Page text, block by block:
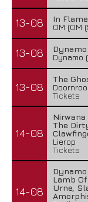
13-08
In
OM (OM
13-08
Dynamo
13-08
The
Tickets
14-08
Nirwana
The
Lierop
Tickets
14-08
Lamb
Urne,